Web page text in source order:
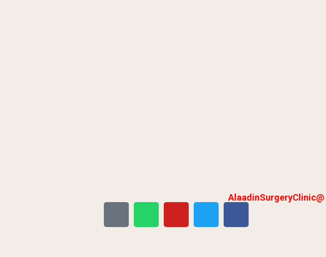
@AlaadinSurgeryClinic